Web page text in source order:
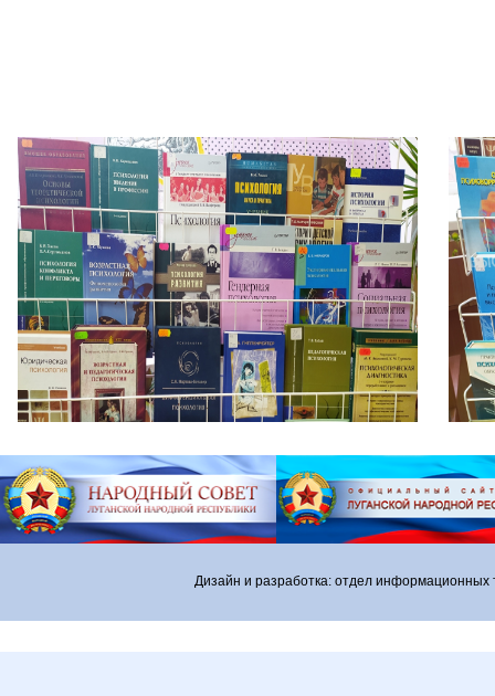
Дизайн и разработка: отдел информационных